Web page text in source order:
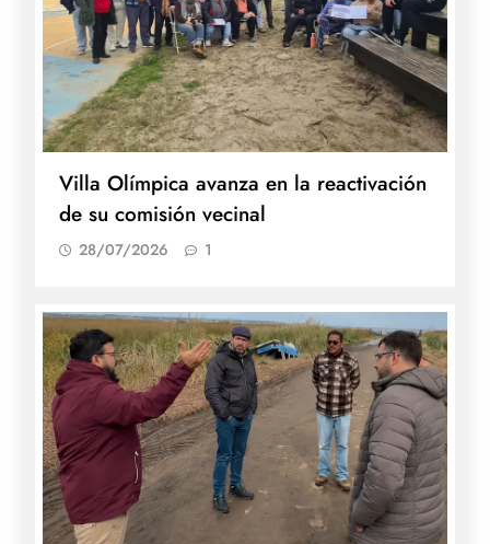
Villa Olímpica avanza en la reactivación
de su comisión vecinal
28/07/2026 1